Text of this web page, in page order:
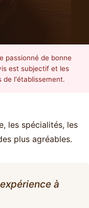
passionné de bonne
est subjectif et les
de l'établissement.
les spécialités, les
plus agréables.
à